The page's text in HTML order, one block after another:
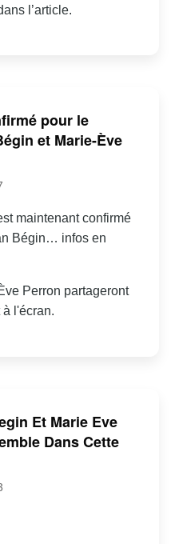
l’article.
pour le
et Marie-Ève
maintenant confirmé
Bégin… infos en
Perron partageront
l'écran.
Et Marie Eve
Dans Cette